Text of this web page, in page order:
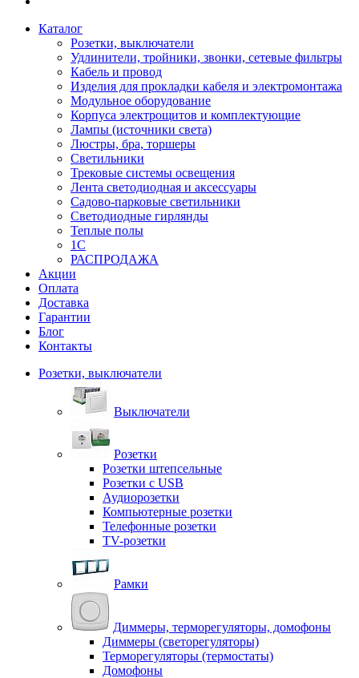
Каталог
Розетки, выключатели
Удлинители, тройники, звонки, сетевые фильтры
Кабель и провод
Изделия для прокладки кабеля и электромонтажа
Модульное оборудование
Корпуса электрощитов и комплектующие
Лампы (источники света)
Люстры, бра, торшеры
Светильники
Трековые системы освещения
Лента светодиодная и аксессуары
Садово-парковые светильники
Светодиодные гирлянды
Теплые полы
1С
РАСПРОДАЖА
Акции
Оплата
Доставка
Гарантии
Блог
Контакты
Розетки, выключатели
Выключатели
Розетки
Розетки штепсельные
Розетки с USB
Аудиорозетки
Компьютерные розетки
Телефонные розетки
TV-розетки
Рамки
Диммеры, терморегуляторы, домофоны
Диммеры (светорегуляторы)
Терморегуляторы (термостаты)
Домофоны